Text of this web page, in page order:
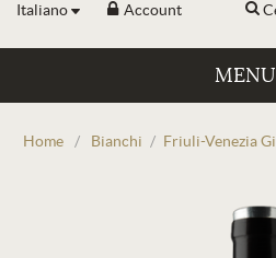
Italiano Account
MENU
Home / Bianchi / Friuli-Venezia